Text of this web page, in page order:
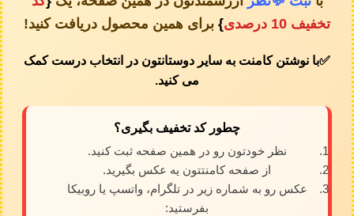
تخفیف 10 درصدی
} برای همین محصول دریافت کنید!
✅️با نوشتن کامنت به سایر دوستانتون در انتخاب درست کمک
می کنید.
چطور کد تخفیف بگیری؟
نظر خودتون رو در همین صفحه ثبت کنید.
از صفحه کامنتتون یه عکس بگیرید.
عکس رو به شماره زیر در تلگرام، واتسپ یا روبیکا
بفرستید: